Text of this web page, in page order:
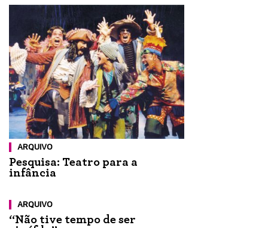
ARQUIVO
Pesquisa: Teatro para a
infância
ARQUIVO
“Não tive tempo de ser